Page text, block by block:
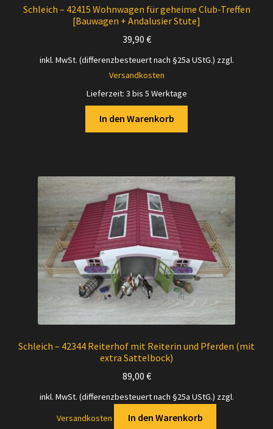
Schleich – 42415 Wohnwagen für geheime Club-Treffen
[Bauwagen + Andalusier Stute]
39,90 €
inkl. MwSt. (differenzbesteuert nach §25a UStG.) zzgl.
Versandkosten
Lieferzeit: 3 bis 5 Werktage
In den Warenkorb
Schleich – 42344 Reiterhof mit Reiterin und Pferden (mit
extra Sattelbock)
89,00 €
inkl. MwSt. (differenzbesteuert nach §25a UStG.) zzgl.
Versandkosten
In den Warenkorb